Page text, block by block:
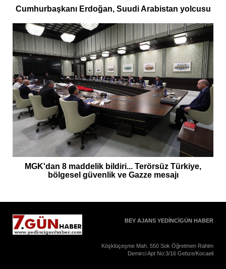
Cumhurbaşkanı Erdoğan, Suudi Arabistan yolcusu
MGK'dan 8 maddelik bildiri... Terörsüz Türkiye,
bölgesel güvenlik ve Gazze mesajı
BEY AJANS YEDİNCİGÜN HABER
Köşklüçeşme Mah. 550 Sok Öğretmen Rahim
Demirci Apt No:3/16 Gebze/Kocaeli